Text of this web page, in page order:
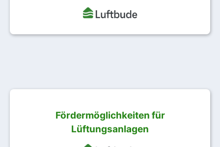
Fördermöglichkeiten für
Lüftungsanlagen